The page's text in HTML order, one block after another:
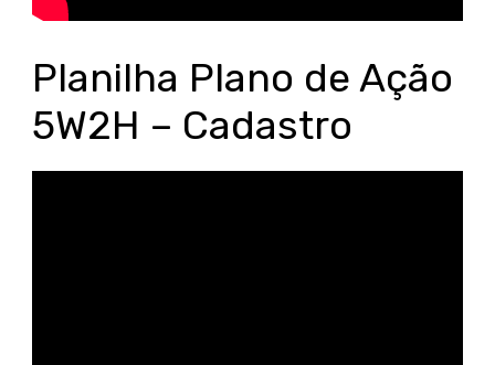
Planilha Plano de Ação
5W2H – Cadastro